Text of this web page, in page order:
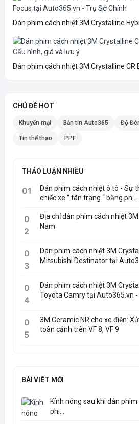
Dán phim cách nhiệt 3M Crystalline
Dán phim cách nhiệt 3M Crystalline CR
CHỦ ĐỀ HOT
Khuyến mại Bản tin Auto365 Độ
Tin thể thao PPF
THẢO LUẬN NHIỀU
01
Dán phim cách nhiệt ô tô - Sự
chiếc xe “ tân trang “ bằng ph...
0
2
Địa chỉ dán phim cách nhiệt
Nam
0
3
Dán phim cách nhiệt 3M
Mitsubishi Destinator tại
0
4
Dán phim cách nhiệt 3M
Toyota Camry tại Auto365.vn -
0
5
3M Ceramic NR cho xe điện:
toàn cảnh trên VF 8, VF 9
BÀI VIẾT MỚI
Kính nóng sau khi dán
phi...